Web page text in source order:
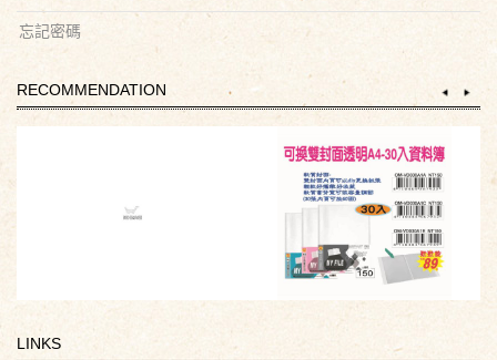
忘記密碼
RECOMMENDATION
LINKS